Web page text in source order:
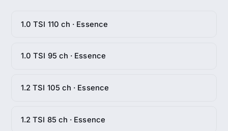
1.0 TSI 110 ch · Essence
1.0 TSI 95 ch · Essence
1.2 TSI 105 ch · Essence
1.2 TSI 85 ch · Essence